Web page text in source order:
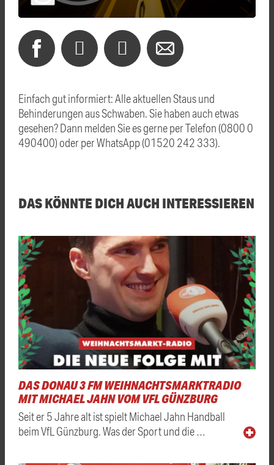
Einfach gut informiert: Alle aktuellen Staus und
Behinderungen aus Schwaben. Sie haben auch etwas
gesehen? Dann melden Sie es gerne per Telefon (0800 0
490400) oder per WhatsApp (01520 242 333).
DAS KÖNNTE DICH AUCH INTERESSIEREN
DAS DONAU 3 FM WEIHNACHTSMARKTRADIO
MIT MICHAEL JAHN VOM VFL GÜNZBURG
Seit er 5 Jahre alt ist spielt Michael Jahn Handball
beim VfL Günzburg. Was der Sport und die …